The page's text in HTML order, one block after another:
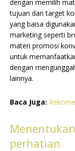
dengan memilih
tujuan dan target
yang baisa
marketing seperti
materi promosi
untuk
dengan
lainnya.
Baca Juga:
perhatian